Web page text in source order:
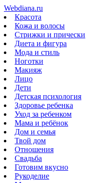
Webdiana.ru
Красота
Кожа и волосы
Стрижки и прически
Диета и фигура
Мода и стиль
Ноготки
Макияж
Лицо
Дети
Детская психология
Здоровье ребенка
Уход за ребенком
Мама и ребёнок
Дом и семья
Твой дом
Отношения
Свадьба
Готовим вкусно
Рукоделие